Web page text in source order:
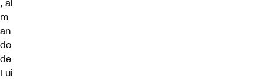
, al
m
an
do
de
Lui